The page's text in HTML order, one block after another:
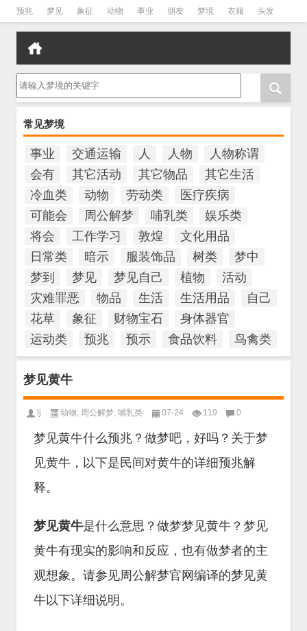
预兆 梦见 象征 动物 事业 朋友 梦境 衣服 头发
孕妇 孩子 吵架 房子
常见梦境
事业 交通运输 人 人物
人物称谓
会有
其它活动 其它物品
其它生活
冷血类
动物 劳动类
医疗疾病
可能会
周公解梦 哺乳类
娱乐类
将会
工作学习 敦煌
文化用品
日常类
暗示 服装饰品 树类
梦中
梦到
梦见 梦见自己 植物
活动
灾难罪恶
物品 生活 生活用品
自己
花草
象征 财物宝石
身体器官
运动类
预兆 预示 食品饮料 鸟禽类
梦见黄牛
lj 动物, 周公解梦, 哺乳类 07-24 119 0
梦见黄牛什么预兆？做梦吧，好吗？关于梦
见黄牛，以下是民间对黄牛的详细预兆解
释。
梦见黄牛是什么意思？做梦梦见黄牛？梦见
黄牛有现实的影响和反应，也有做梦者的主
观想象。请参见周公解梦官网编译的梦见黄
牛以下详细说明。